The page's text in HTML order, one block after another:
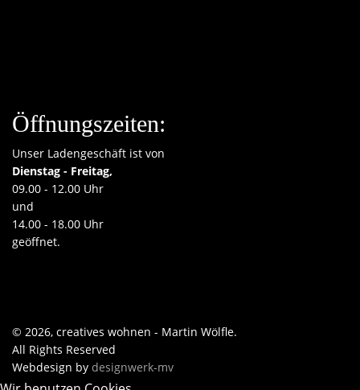
Öffnungszeiten:
Unser Ladengeschäft ist von
Dienstag - Freitag,
09.00 - 12.00 Uhr
und
14.00 - 18.00 Uhr
geöffnet.
© 2026, creatives wohnen - Martin Wölfle.
All Rights Reserved
Webdesign by designwerk-mv